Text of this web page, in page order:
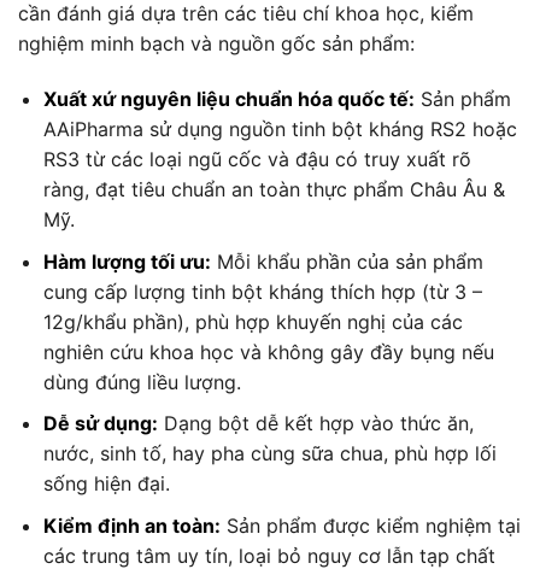
cần đánh giá dựa trên các tiêu chí khoa học, kiểm
nghiệm minh bạch và nguồn gốc sản phẩm:
Xuất xứ nguyên liệu chuẩn hóa quốc tế: Sản phẩm
AAiPharma sử dụng nguồn tinh bột kháng RS2 hoặc
RS3 từ các loại ngũ cốc và đậu có truy xuất rõ
ràng, đạt tiêu chuẩn an toàn thực phẩm Châu Âu &
Mỹ.
Hàm lượng tối ưu: Mỗi khẩu phần của sản phẩm
cung cấp lượng tinh bột kháng thích hợp (từ 3 –
12g/khẩu phần), phù hợp khuyến nghị của các
nghiên cứu khoa học và không gây đầy bụng nếu
dùng đúng liều lượng.
Dễ sử dụng: Dạng bột dễ kết hợp vào thức ăn,
nước, sinh tố, hay pha cùng sữa chua, phù hợp lối
sống hiện đại.
Kiểm định an toàn: Sản phẩm được kiểm nghiệm tại
các trung tâm uy tín, loại bỏ nguy cơ lẫn tạp chất